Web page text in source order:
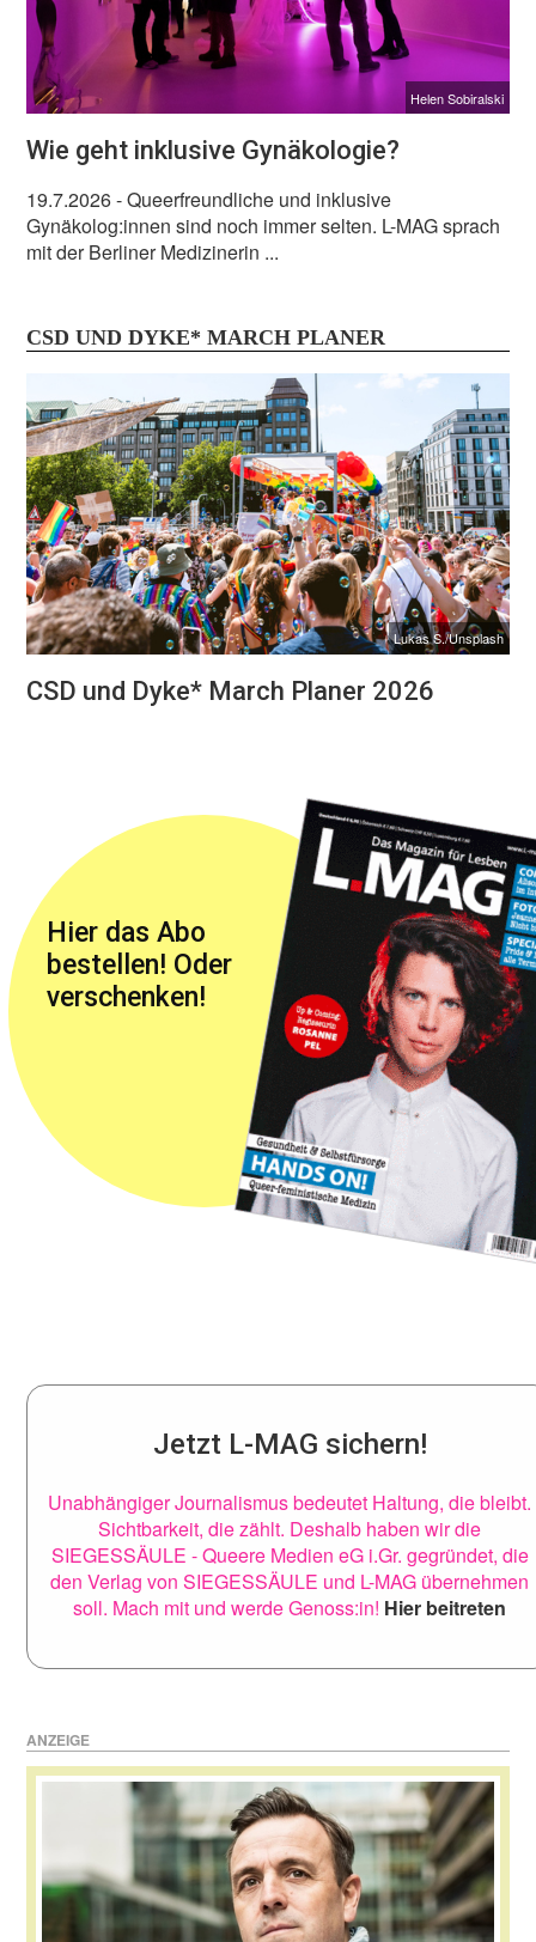
Helen Sobiralski
Wie geht inklusive Gynäkologie?
19.7.2026- Queerfreundliche und inklusive
Gynäkolog:innen sind noch immer selten. L-MAG sprach
mit der Berliner Medizinerin ...
CSD UND DYKE* MARCH PLANER
Lukas S./Unsplash
CSD und Dyke* March Planer 2026
Hier das Abo
bestellen! Oder
verschenken!
Jetzt L-MAG sichern!
Unabhängiger Journalismus bedeutet Haltung, die bleibt.
Sichtbarkeit, die zählt. Deshalb haben wir die
SIEGESSÄULE - Queere Medien eG i.Gr. gegründet, die
den Verlag von SIEGESSÄULE und L-MAG übernehmen
soll. Mach mit und werde Genoss:in! Hier beitreten
ANZEIGE